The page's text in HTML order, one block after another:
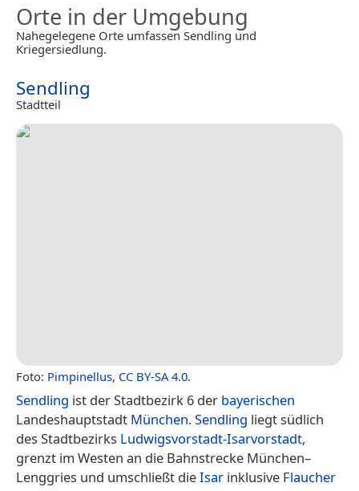
Orte in der Umgebung
Nahegelegene Orte umfassen Sendling und
Kriegersiedlung.
Sendling
Stadtteil
Foto: Pimpinellus, CC BY-SA 4.0.
Sendling ist der Stadtbezirk 6 der bayerischen
Landeshauptstadt München.Sendling liegt südlich
des Stadtbezirks Ludwigsvorstadt-Isarvorstadt,
grenzt im Westen an die Bahnstrecke München–
Lenggries und umschließt dieIsar inklusive Flaucher